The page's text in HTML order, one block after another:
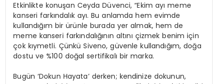
Etkinlikte konuşan Ceyda Düvenci, “Ekim ayı meme
kanseri farkındalık ayı. Bu anlamda hem evimde
kullandığım bir ürünle burada yer almak, hem de
meme kanseri farkındalığının altını çizmek benim için
çok kıymetli. Çünkü Siveno, güvenle kullandığım, doğa
dostu ve %100 doğal sertifikalı bir marka.
Bugün ‘Dokun Hayata’ derken; kendinize dokunun,